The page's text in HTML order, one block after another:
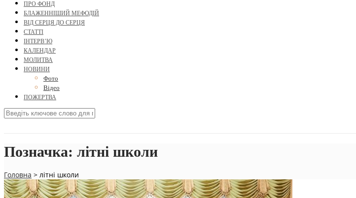
ПРО ФОНД
БЛАЖЕННІШИЙ МЕФОДІЙ
ВІД СЕРЦЯ ДО СЕРЦЯ
СТАТТІ
ІНТЕРВ’Ю
КАЛЕНДАР
МОЛИТВА
НОВИНИ
Фото
Відео
ПОЖЕРТВА
Позначка: літні школи
Головна > літні школи